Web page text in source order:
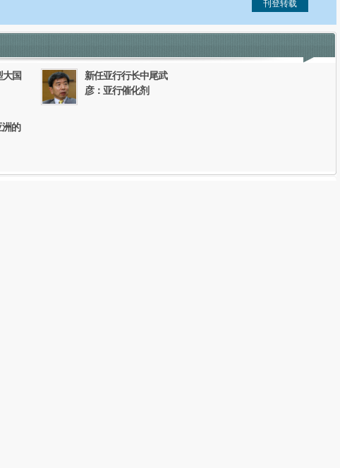
，提交相关信息。经确认即可刊登转载。
大国
新任亚行行长中尾武
彦：亚行催化剂
洲的